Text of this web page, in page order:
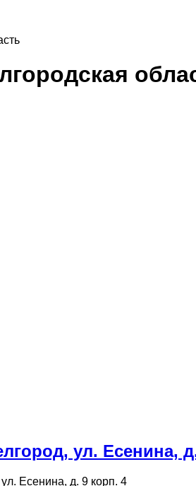
ул. Есенина,
Есенина, д. 9 корп. 4